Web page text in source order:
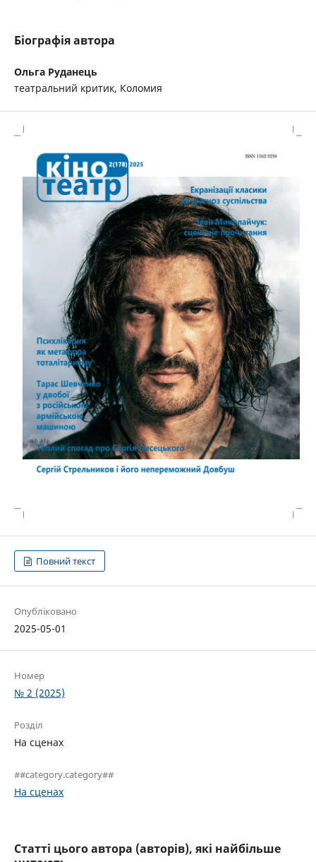
Біографія автора
Ольга Руданець
театральний критик, Коломия
Повний текст
Опубліковано
2025-05-01
Номер
№ 2 (2025)
Розділ
На сценах
##category.category##
На сценах
Статті цього автора (авторів), які найбільше